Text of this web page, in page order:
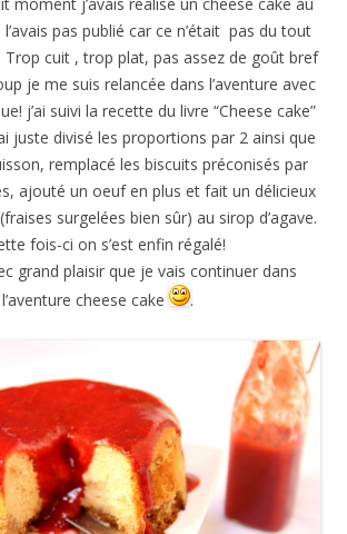
pas publié car ce n’était pas du tout
Trop cuit , trop plat, pas assez de goût bref
je me suis relancée dans l’aventure avec
j’ai suivi la recette du livre “Cheese cake”
juste divisé les proportions par 2 ainsi que
remplacé les biscuits préconisés par
ajouté un oeuf en plus et fait un délicieux
surgelées bien sûr) au sirop d’agave.
fois-ci on s’est enfin régalé!
grand plaisir que je vais continuer dans
l’aventure cheese cake
.